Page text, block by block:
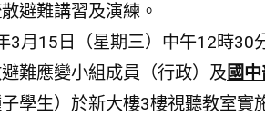
避難講習及演練。
3月15日（星期三）中午12時30
難應變小組成員（行政）及國
學生）於新大樓3樓視聽教室實